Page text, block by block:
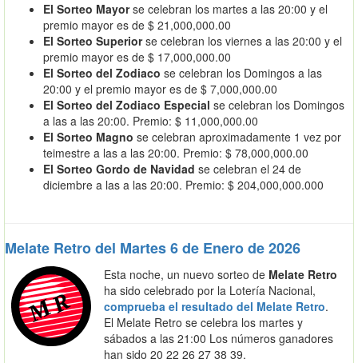
El Sorteo Mayorse celebran los martes a las 20:00 y el
premio mayor es de $ 21,000,000.00
El Sorteo Superiorse celebran los viernes a las 20:00 y el
premio mayor es de $ 17,000,000.00
El Sorteo del Zodiaco se celebran los Domingos a las
20:00 y el premio mayor es de $ 7,000,000.00
El Sorteo del Zodiaco Especial se celebran los Domingos
a las a las 20:00. Premio: $ 11,000,000.00
El Sorteo Magno se celebran aproximadamente 1 vez por
teimestre a las a las 20:00. Premio: $ 78,000,000.00
El Sorteo Gordo de Navidad se celebran el 24 de
diciembre a las a las 20:00. Premio: $ 204,000,000.000
Melate Retro del Martes 6 de Enero de 2026
Esta noche, un nuevo sorteo de Melate Retro
ha sido celebrado por la Lotería Nacional,
comprueba el resultado del Melate Retro.
El Melate Retro se celebra los martes y
sábados a las 21:00 Los números ganadores
han sido 20 22 26 27 38 39.